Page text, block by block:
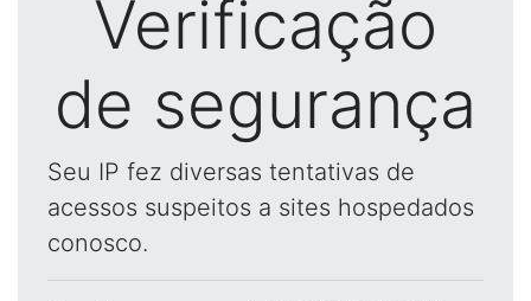
Verificação
de segurança
Seu IP fez diversas tentativas de
acessos suspeitos a sites hospedados
conosco.